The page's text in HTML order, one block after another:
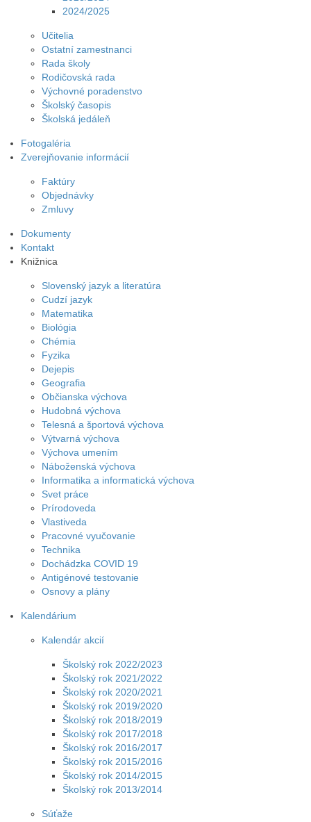
2024/2025
Učitelia
Ostatní zamestnanci
Rada školy
Rodičovská rada
Výchovné poradenstvo
Školský časopis
Školská jedáleň
Fotogaléria
Zverejňovanie informácií
Faktúry
Objednávky
Zmluvy
Dokumenty
Kontakt
Knižnica
Slovenský jazyk a literatúra
Cudzí jazyk
Matematika
Biológia
Chémia
Fyzika
Dejepis
Geografia
Občianska výchova
Hudobná výchova
Telesná a športová výchova
Výtvarná výchova
Výchova umením
Náboženská výchova
Informatika a informatická výchova
Svet práce
Prírodoveda
Vlastiveda
Pracovné vyučovanie
Technika
Dochádzka COVID 19
Antigénové testovanie
Osnovy a plány
Kalendárium
Kalendár akcií
Školský rok 2022/2023
Školský rok 2021/2022
Školský rok 2020/2021
Školský rok 2019/2020
Školský rok 2018/2019
Školský rok 2017/2018
Školský rok 2016/2017
Školský rok 2015/2016
Školský rok 2014/2015
Školský rok 2013/2014
Súťaže